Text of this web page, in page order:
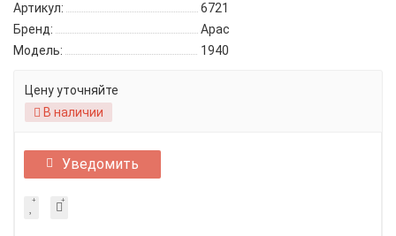
Артикул:
6721
Бренд:
Apac
Модель:
1940
Цену уточняйте
В наличии
Уведомить